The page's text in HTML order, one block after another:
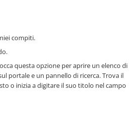
compiti.
questa opzione per aprire un elenco di
portale e un pannello di ricerca. Trova il
o inizia a digitare il suo titolo nel campo